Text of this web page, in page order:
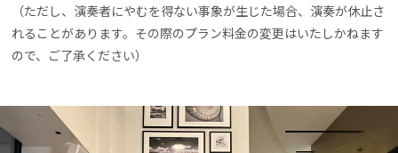
（ただし、演奏者にやむを得ない事象が生じた場合、演奏が休止さ
れることがあります。その際のプラン料金の変更はいたしかねます
ので、ご了承ください）